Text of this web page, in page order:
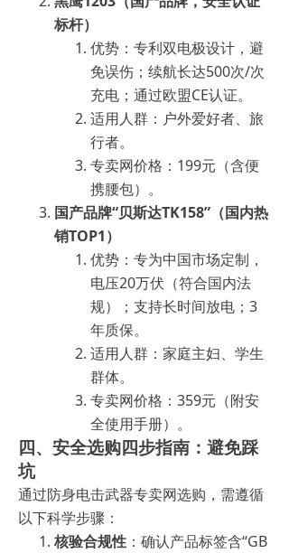
标杆）
优势：专利双电极设计，避
免误伤；续航长达500次/次
充电；通过欧盟CE认证。
适用人群：户外爱好者、旅
行者。
专卖网价格：199元（含便
携腰包）。
国产品牌“贝斯达TK158”（国内热
销TOP1）
优势：专为中国市场定制，
电压20万伏（符合国内法
规）；支持长时间放电；3
年质保。
适用人群：家庭主妇、学生
群体。
专卖网价格：359元（附安
全使用手册）。
四、安全选购四步指南：避免踩
坑
通过防身电击武器专卖网选购，需遵循
以下科学步骤：
核验合规性 ：确认产品标签含“GB